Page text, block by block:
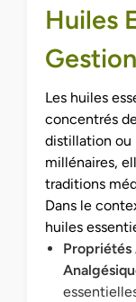
Huiles
Les huiles
concentrés
distillation ou
millénaires,
traditions
Dans le
huiles